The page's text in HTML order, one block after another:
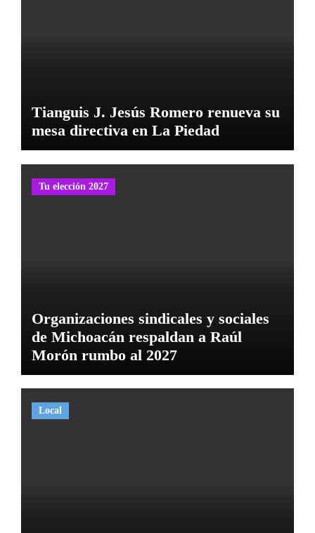
Tianguis J. Jesús Romero renueva su
mesa directiva en La Piedad
Tu elección 2027
Organizaciones sindicales y sociales
de Michoacán respaldan a Raúl
Morón rumbo al 2027
Local